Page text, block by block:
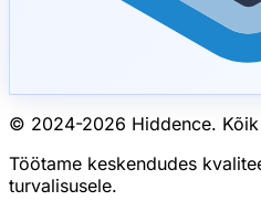
© 2024-2026 Hiddence.
Töötame keskendudes
turvalisusele.